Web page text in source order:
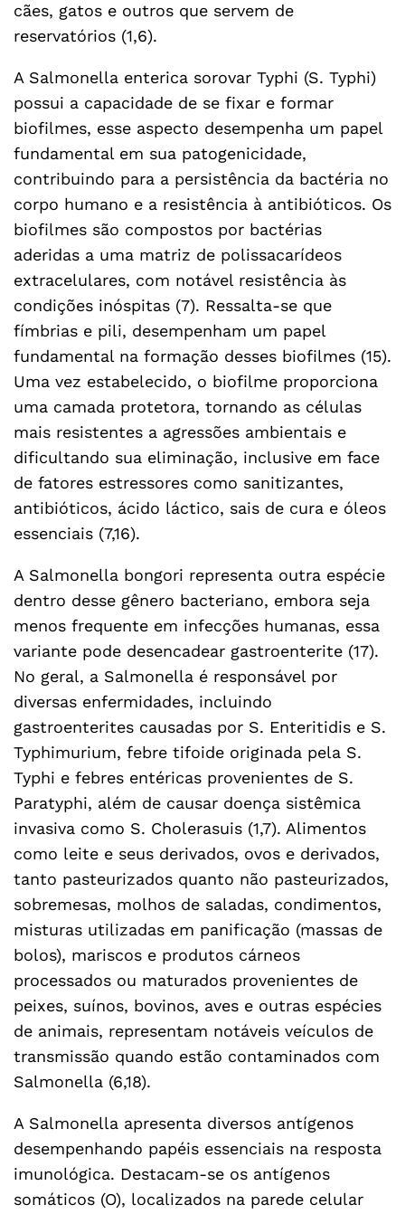
cães, gatos e outros que servem de
reservatórios (1,6).
A Salmonella enterica sorovar Typhi (S. Typhi)
possui a capacidade de se fixar e formar
biofilmes, esse aspecto desempenha um papel
fundamental em sua patogenicidade,
contribuindo para a persistência da bactéria no
corpo humano e a resistência à antibióticos. Os
biofilmes são compostos por bactérias
aderidas a uma matriz de polissacarídeos
extracelulares, com notável resistência às
condições inóspitas (7). Ressalta-se que
fímbrias e pili, desempenham um papel
fundamental na formação desses biofilmes (15).
Uma vez estabelecido, o biofilme proporciona
uma camada protetora, tornando as células
mais resistentes a agressões ambientais e
dificultando sua eliminação, inclusive em face
de fatores estressores como sanitizantes,
antibióticos, ácido láctico, sais de cura e óleos
essenciais (7,16).
A Salmonella bongori representa outra espécie
dentro desse gênero bacteriano, embora seja
menos frequente em infecções humanas, essa
variante pode desencadear gastroenterite (17).
No geral, a Salmonella é responsável por
diversas enfermidades, incluindo
gastroenterites causadas por S. Enteritidis e S.
Typhimurium, febre tifoide originada pela S.
Typhi e febres entéricas provenientes de S.
Paratyphi, além de causar doença sistêmica
invasiva como S. Cholerasuis (1,7). Alimentos
como leite e seus derivados, ovos e derivados,
tanto pasteurizados quanto não pasteurizados,
sobremesas, molhos de saladas, condimentos,
misturas utilizadas em panificação (massas de
bolos), mariscos e produtos cárneos
processados ou maturados provenientes de
peixes, suínos, bovinos, aves e outras espécies
de animais, representam notáveis veículos de
transmissão quando estão contaminados com
Salmonella (6,18).
A Salmonella apresenta diversos antígenos
desempenhando papéis essenciais na resposta
imunológica. Destacam-se os antígenos
somáticos (O), localizados na parede celular